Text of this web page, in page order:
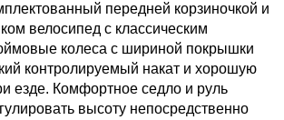
передней корзиночкой и
велосипед с классическим
колеса с шириной покрышки
контролируемый накат и хорошую
езде. Комфортное седло и руль
высоту непосредственно